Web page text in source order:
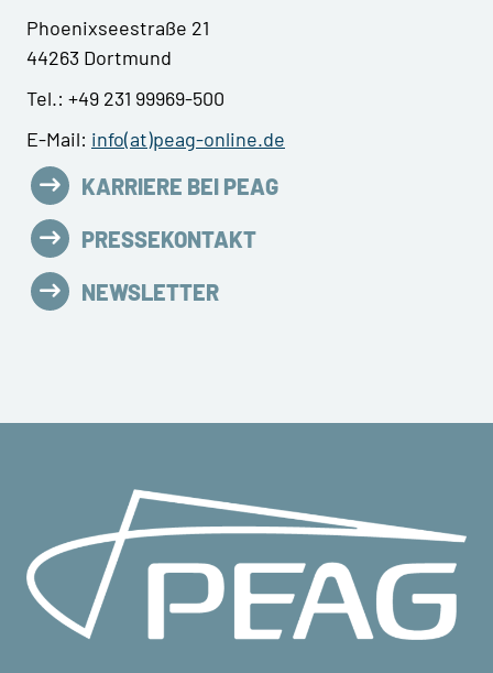
Phoenixseestraße 21
44263 Dortmund
Tel.: +49 231 99969-500
E-Mail: info(at)peag-online.de
KARRIERE BEI PEAG
PRESSEKONTAKT
NEWSLETTER